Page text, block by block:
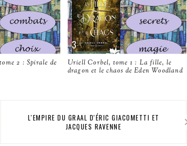
2 : Spirale de
Uriell Corbel, tome 1 : La fille, le
dragon et le chaos de Eden Woodland
L'EMPIRE DU GRAAL D'ÉRIC GIACOMETTI ET
JACQUES RAVENNE